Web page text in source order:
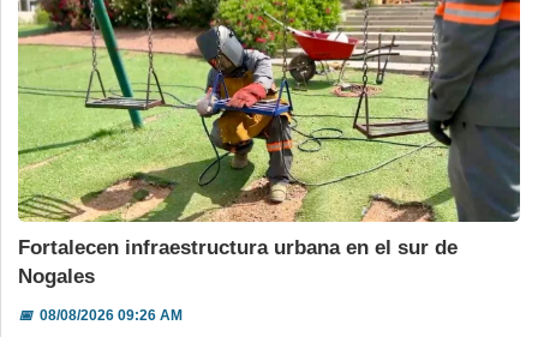
Fortalecen infraestructura urbana en el sur de
Nogales
📅08/08/2026 09:26 AM